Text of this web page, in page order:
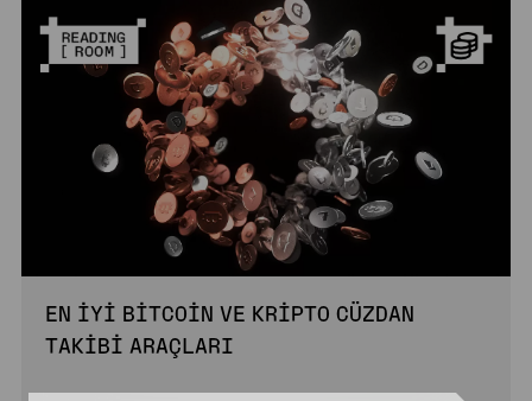
EN İYI BITCOIN VE KRIPTO CÜZDAN
TAKIBI ARAÇLARI